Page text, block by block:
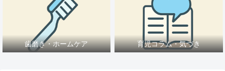
歯磨き・ホームケア 育児コラム・気づき